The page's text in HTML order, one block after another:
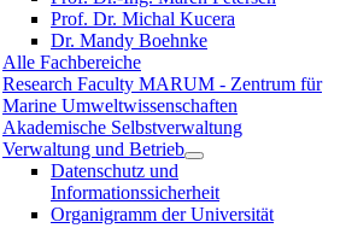
Prof. Dr. Michal Kucera
Dr. Mandy Boehnke
Alle Fachbereiche
Research Faculty MARUM - Zentrum für
Marine Umweltwissenschaften
Akademische Selbstverwaltung
Verwaltung und Betrieb
Datenschutz und
Informationssicherheit
Organigramm der Universität